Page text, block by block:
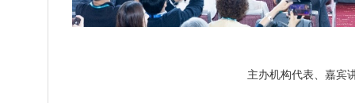
主办机构代表、嘉宾